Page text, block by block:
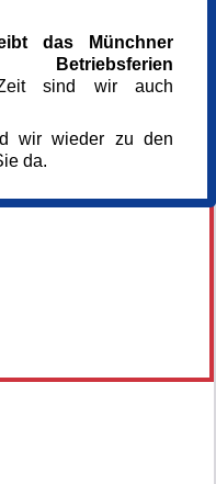
das Münchner
Betriebsferien
sind wir auch
wir wieder zu den
da.